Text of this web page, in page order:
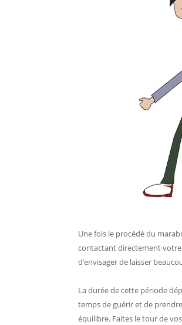
Une fois le procédé du
contactant directement votre
d’envisager de laisser
La durée de cette période
temps de guérir et de
équilibre. Faites le tour de